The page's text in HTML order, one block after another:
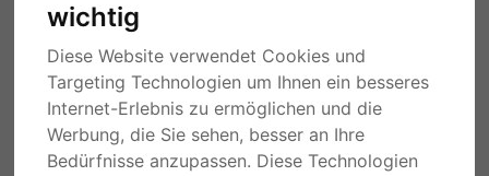
wichtig
Diese Website verwendet Cookies und
Targeting Technologien um Ihnen ein besseres
Internet-Erlebnis zu ermöglichen und die
Werbung, die Sie sehen, besser an Ihre
Bedürfnisse anzupassen. Diese Technologien